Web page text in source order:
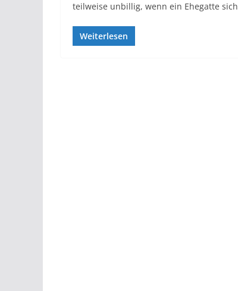
teilweise unbillig, wenn ein Ehegatte sich
Weiterlesen